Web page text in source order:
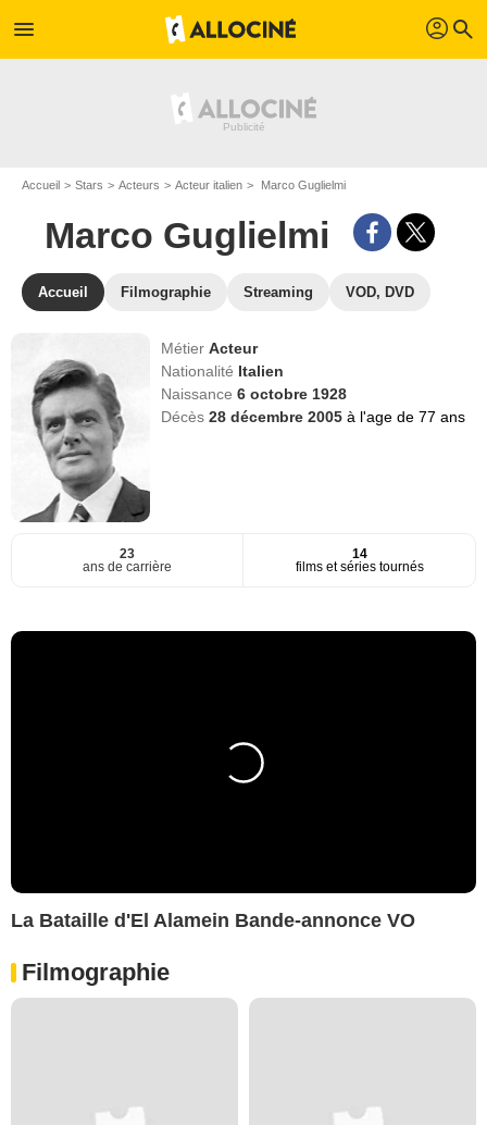
menu profil search
Accueil Stars Acteurs Acteur italien Marco Guglielmi
Marco Guglielmi
Accueil Filmographie Streaming VOD, DVD
MétierActeur
Nationalité Italien
Naissance6 octobre 1928
Décès28 décembre 2005à l'age de 77 ans
23
ans de carrière
14
films et séries tournés
La Bataille d'El Alamein Bande-annonce VO
Filmographie